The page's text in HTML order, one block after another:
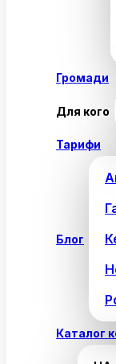
Громади
Для кого
Тарифи
Блог
Каталог